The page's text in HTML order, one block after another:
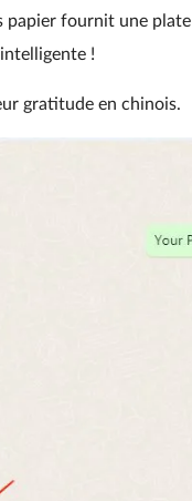
papier fournit une
!
gratitude en chinois.